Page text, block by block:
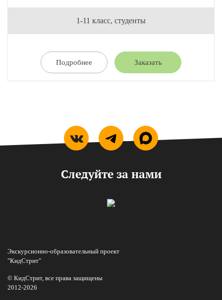
1-11 класс, студенты
Подробнее Заказать
Следуйте за нами
Экскурсионно-образовательный проект
"КидСтрит"
© КидСтрит, все права защищены
2012-2026